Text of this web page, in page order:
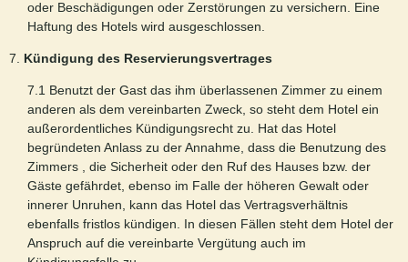
oder Beschädigungen oder Zerstörungen zu versichern. Eine
Haftung des Hotels wird ausgeschlossen.
7. Kündigung des Reservierungsvertrages
7.1 Benutzt der Gast das ihm überlassenen Zimmer zu einem
anderen als dem vereinbarten Zweck, so steht dem Hotel ein
außerordentliches Kündigungsrecht zu. Hat das Hotel
begründeten Anlass zu der Annahme, dass die Benutzung des
Zimmers , die Sicherheit oder den Ruf des Hauses bzw. der
Gäste gefährdet, ebenso im Falle der höheren Gewalt oder
innerer Unruhen, kann das Hotel das Vertragsverhältnis
ebenfalls fristlos kündigen. In diesen Fällen steht dem Hotel der
Anspruch auf die vereinbarte Vergütung auch im